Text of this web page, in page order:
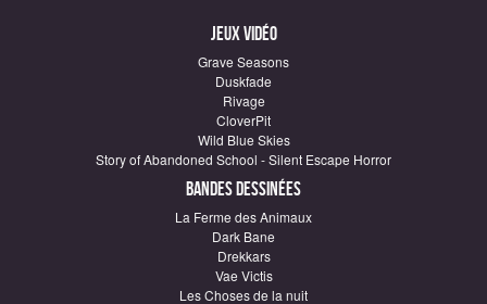
Jeux vidéo
Grave Seasons
Duskfade
Rivage
CloverPit
Wild Blue Skies
Story of Abandoned School - Silent Escape Horror
Bandes dessinées
La Ferme des Animaux
Dark Bane
Drekkars
Vae Victis
Les Choses de la nuit